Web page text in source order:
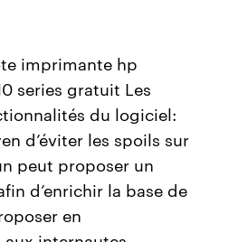
imprimante hp
series gratuit Les
du logiciel:
d’éviter les spoils sur
peut proposer un
d’enrichir la base de
en